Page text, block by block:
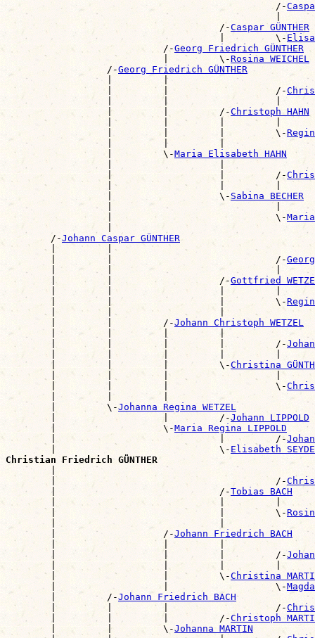
                                                /-
|
                                      /-
Caspar GÜNTHER
                                      |         \-
                            /-
Georg Friedrich GÜNTHER
                            |         \-
Rosina WEICHEL
                  /-
Georg Friedrich GÜNTHER
|         |
                  |         |                   /-
|         |                   |
                  |         |         /-
Christoph HAHN
|         |         |         |
                  |         |         |         \-
|         |         |
                  |         \-
Maria Elisabeth HAHN
|                   |
                  |                   |         /-
|                   |         |
                  |                   \-
Sabina BECHER
|                             |
                  |                             \-
Maria
|
        /-
Johann Caspar GÜNTHER
|         |
        |         |                             /-
|         |                             |
        |         |                   /-
Gottfried
|         |                   |         |
        |         |                   |         \-
|         |                   |
        |         |         /-
Johann Christoph WETZEL
|         |         |         |
        |         |         |         |         /-
|         |         |         |         |
        |         |         |         \-
Christina
|         |         |                   |
        |         |         |                   \-
|         |         |
        |         \-
Johanna Regina WETZEL
        |                   |         /-
Johann LIPPOLD
        |                   \-
Maria Regina LIPPOLD
        |                             |         /-
        |                             \-
Elisabeth
Christian Friedrich GÜNTHER
|
        |                                       /-
        |                             /-
Tobias BACH
|                             |         |
        |                             |         \-
|                             |
        |                   /-
Johann Friedrich BACH
|                   |         |
        |                   |         |         /-
|                   |         |         |
        |                   |         \-
Christina
        |                   |                   \-
        |         /-
Johann Friedrich BACH
        |         |         |                   /-
        |         |         |         /-
Christoph
        |         |         \-
Johanna MARTIN